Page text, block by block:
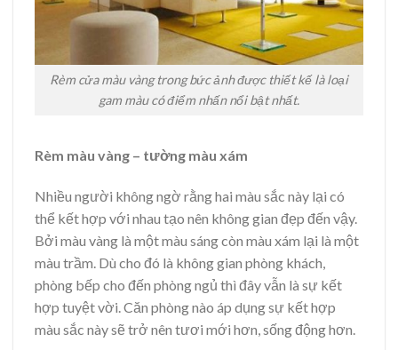
Rèm cửa màu vàng trong bức ảnh được thiết kế là loại
gam màu có điểm nhấn nổi bật nhất.
Rèm màu vàng – tường màu xám
Nhiều người không ngờ rằng hai màu sắc này lại có
thể kết hợp với nhau tạo nên không gian đẹp đến vậy.
Bởi màu vàng là một màu sáng còn màu xám lại là một
màu trầm. Dù cho đó là không gian phòng khách,
phòng bếp cho đến phòng ngủ thì đây vẫn là sự kết
hợp tuyệt vời. Căn phòng nào áp dụng sự kết hợp
màu sắc này sẽ trở nên tươi mới hơn, sống động hơn.